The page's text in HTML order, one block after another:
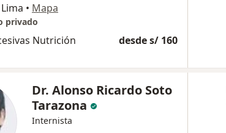
• Mapa
privado
Nutrición desde s/ 160
Dr. Alonso Ricardo Soto
Tarazona
Internista